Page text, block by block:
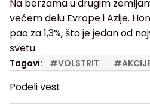
Na berzama u drugim
većem delu Evrope i Azije.
pao za 1,3%, što je jedan od
svetu.
Tagovi: #VOLSTRIT #
Podeli vest